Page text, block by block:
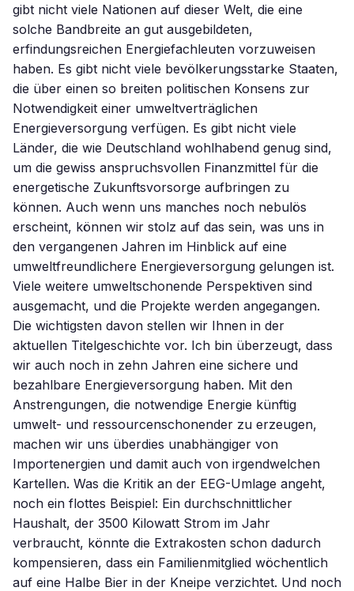
gibt nicht viele Nationen auf dieser Welt, die eine
solche Bandbreite an gut ausgebildeten,
erfindungsreichen Energiefachleuten vorzuweisen
haben. Es gibt nicht viele bevölkerungsstarke Staaten,
die über einen so breiten politischen Konsens zur
Notwendigkeit einer umweltverträglichen
Energieversorgung verfügen. Es gibt nicht viele
Länder, die wie Deutschland wohlhabend genug sind,
um die gewiss anspruchsvollen Finanzmittel für die
energetische Zukunftsvorsorge aufbringen zu
können. Auch wenn uns manches noch nebulös
erscheint, können wir stolz auf das sein, was uns in
den vergangenen Jahren im Hinblick auf eine
umweltfreundlichere Energieversorgung gelungen ist.
Viele weitere umweltschonende Perspektiven sind
ausgemacht, und die Projekte werden angegangen.
Die wichtigsten davon stellen wir Ihnen in der
aktuellen Titelgeschichte vor. Ich bin überzeugt, dass
wir auch noch in zehn Jahren eine sichere und
bezahlbare Energieversorgung haben. Mit den
Anstrengungen, die notwendige Energie künftig
umwelt- und ressourcenschonender zu erzeugen,
machen wir uns überdies unabhängiger von
Importenergien und damit auch von irgendwelchen
Kartellen. Was die Kritik an der EEG-Umlage angeht,
noch ein flottes Beispiel: Ein durchschnittlicher
Haushalt, der 3500 Kilowatt Strom im Jahr
verbraucht, könnte die Extrakosten schon dadurch
kompensieren, dass ein Familienmitglied wöchentlich
auf eine Halbe Bier in der Kneipe verzichtet. Und noch